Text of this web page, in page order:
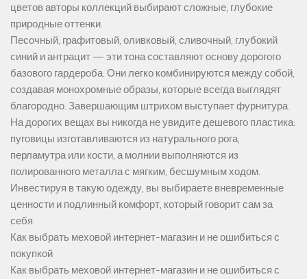
цветов авторы коллекций выбирают сложные, глубокие
природные оттенки.
Песочный, графитовый, оливковый, сливочный, глубокий
синий и антрацит — эти тона составляют основу дорогого
базового гардероба. Они легко комбинируются между собой,
создавая монохромные образы, которые всегда выглядят
благородно. Завершающим штрихом выступает фурнитура.
На дорогих вещах вы никогда не увидите дешевого пластика:
пуговицы изготавливаются из натурального рога,
перламутра или кости, а молнии выполняются из
полированного металла с мягким, бесшумным ходом.
Инвестируя в такую одежду, вы выбираете вневременные
ценности и подлинный комфорт, который говорит сам за
себя.
Как выбрать меховой интернет-магазин и не ошибиться с
покупкой
Как выбрать меховой интернет-магазин и не ошибиться с